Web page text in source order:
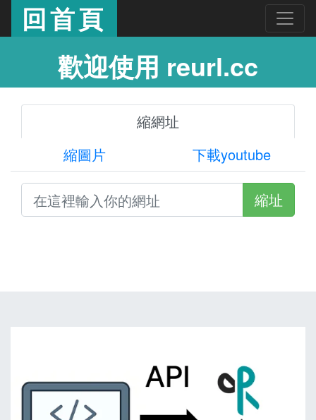
回首頁
歡迎使用 reurl.cc
縮網址
縮圖片
下載youtube
縮址